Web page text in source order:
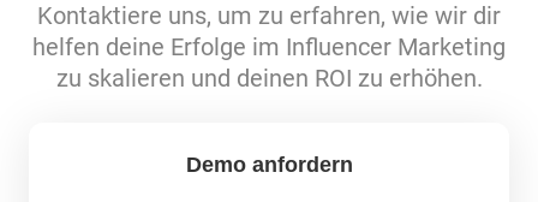
Kontaktiere uns, um zu erfahren, wie wir dir
helfen deine Erfolge im Influencer Marketing
zu skalieren und deinen ROI zu erhöhen.
Demo anfordern